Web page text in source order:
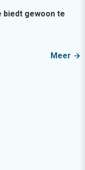
biedt gewoon te
Meer